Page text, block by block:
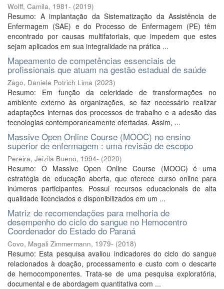
Wolff, Camila, 1981- (2019)
Resumo: A implantação da Sistematização da Assistência de
Enfermagem (SAE) e do Processo de Enfermagem (PE) têm
encontrado por causas multifatoriais, que impedem que estes
sejam aplicados em sua integralidade na prática ...
Mapeamento de competências essenciais de
profissionais que atuam na gestão estadual de saúde
Zago, Daniele Potrich Lima (2023)
Resumo: Em função da celeridade de transformações no
ambiente externo às organizações, se faz necessário realizar
adaptações internas dos processos de trabalho e a adesão das
tecnologias contemporaneamente ofertadas. Assim, ...
Massive Open Online Course (MOOC) no ensino
superior de enfermagem : uma revisão de escopo
Pereira, Jeizila Bueno, 1994- (2020)
Resumo: O Massive Open Online Course (MOOC) é uma
estratégia de educação aberta, que oferece curso online para
inúmeros participantes. Possui recursos educacionais de alta
qualidade licenciados e disponibilizados em um ...
Matriz de recomendações para melhoria de
desempenho do ciclo do sangue no Hemocentro
Coordenador do Estado do Paraná
Covo, Magali Zimmermann, 1979- (2018)
Resumo: Esta pesquisa avaliou indicadores do ciclo do sangue
relacionados à doação, processamento e custo com o descarte
de hemocomponentes. Trata-se de uma pesquisa exploratória,
documental e de abordagem quantitativa com ...